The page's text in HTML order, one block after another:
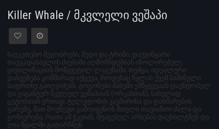
Killer Whale / მკვლელი ვეშაპი
საუკეთესო მეგობრები, მედი და ტრიში, დაუვიწყარი
თავგადასავლის ძიებაში აღმოჩნდებიან იზოლირებულ,
ცივილიზაციას მოწყვეტილ ლაგუნაში. თუმცა, იდეალური
დასვენება კოშმარად იქცევა, როდესაც წყლის ქვეშ საშინელი
საფრთხე გაიღვიძებს. გოგონები მახეში ემწყვევაან დაუნდობელ
და გიგანტურ მკვლელ ვეშაპთან (ორკასთან), სახელად
ცეტოსთან ერთად. ტელეფონის კავშირისა და დახმარების
გარეშე, მათ მოუწევთ გამოიყენონ მთელი თავიანთი ძალა და
გონიერება, რათა ამ ჭკვიან, მტაცებელ არსებას დაუსხლტნენ და
ღია წყალში გადარჩნენ.